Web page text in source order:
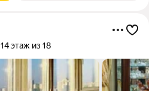
14 этаж из 18